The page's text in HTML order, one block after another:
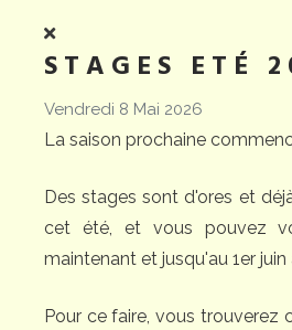
STAGES ETÉ
Vendredi 8 Mai 2026
La saison prochaine
Des stages sont d'ores et
cet été, et vous pouvez
maintenant et jusqu'au 1er juin
Pour ce faire, vous trouverez